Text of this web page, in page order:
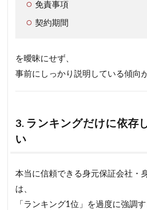
免責事項
契約期間
を曖昧にせず、
事前にしっかり説明している傾向
3. ランキングだけに依存
い
本当に信頼できる身元保証会社・
は、
「ランキング1位」を過度に強調す